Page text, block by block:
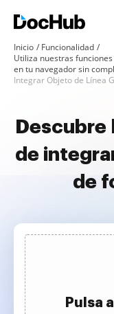
Inicio
Funcionalidad
Utiliza nuestras
en tu navegador sin
Integrar Objeto de Línea
Descubre
de
de
Pulsa